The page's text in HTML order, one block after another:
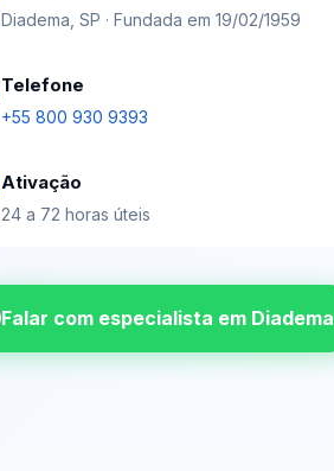
Diadema, SP · Fundada em 19/02/1959
Telefone
+55 800 930 9393
Ativação
24 a 72 horas úteis
Falar com especialista em Diadema